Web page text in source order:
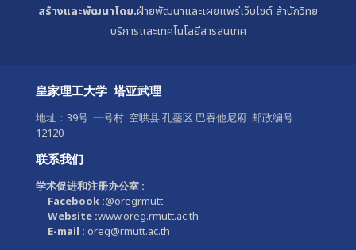
สร้างและพัฒนาโดย.ฝ่ายพัฒนาและเผยแพร่เว็บไซต์ สำนักวิทย
บริการและเทคโนโลยีสารสนเทศ
皇家理工大学 塔亚武理
地址：39号 一号村 空哄县 孔銮区 巴吞他尼府 邮政编号
12120
联系我们
学术促进和注册办公室 :
Facebook :@oregrmutt
Website :www.oreg.rmutt.ac.th
E-mail : oreg@rmutt.ac.th